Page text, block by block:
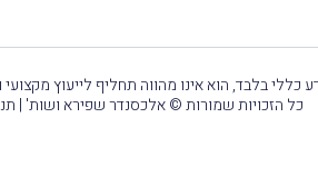
כללי בלבד, הוא אינו מהווה תחליף לייעוץ
כל הזכויות שמורות © אלכסנדר שפירא ושות' |